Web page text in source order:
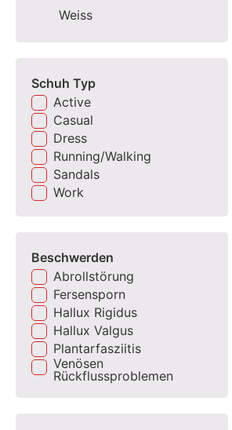
Weiss
Schuh Typ
Active
Casual
Dress
Running/Walking
Sandals
Work
Beschwerden
Abrollstörung
Fersensporn
Hallux Rigidus
Hallux Valgus
Plantarfasziitis
Venösen
Rückflussproblemen